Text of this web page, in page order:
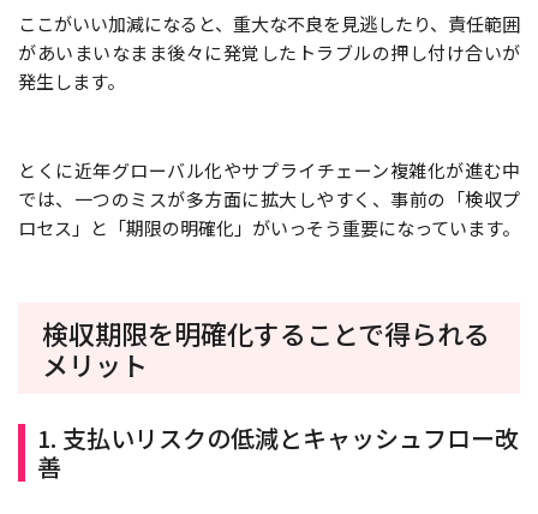
ここがいい加減になると、重大な不良を見逃したり、責任範囲
があいまいなまま後々に発覚したトラブルの押し付け合いが
発生します。
とくに近年グローバル化やサプライチェーン複雑化が進む中
では、一つのミスが多方面に拡大しやすく、事前の「検収プ
ロセス」と「期限の明確化」がいっそう重要になっています。
検収期限を明確化することで得られる
メリット
1. 支払いリスクの低減とキャッシュフロー改
善